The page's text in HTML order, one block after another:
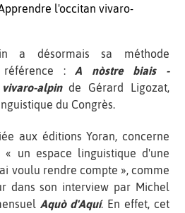
l'occitan vivaro-
a désormais sa méthode
référence :A nòstre biais -
alpinde Gérard Ligozat,
du Congrès.
aux éditions Yoran, concerne
« un espace linguistique d'une
voulu rendre compte », comme
dans son interview par Michel
Aquò d'Aquí. En effet, cet